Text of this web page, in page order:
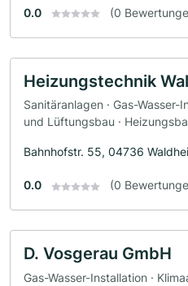
0.0 (0
Heizungstechnik
Sanitäranlagen · Gas-Wasser-
und Lüftungsbau ·
Bahnhofstr. 55, 04736
0.0 (0
D. Vosgerau GmbH
Gas-Wasser-Installation ·